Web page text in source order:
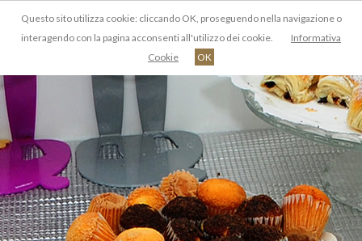
IT
Questo sito utilizza cookie: cliccando OK, proseguendo nella navigazione o
interagendo con la pagina acconsenti all'utilizzo dei cookie.
Informativa
Cookie
OK